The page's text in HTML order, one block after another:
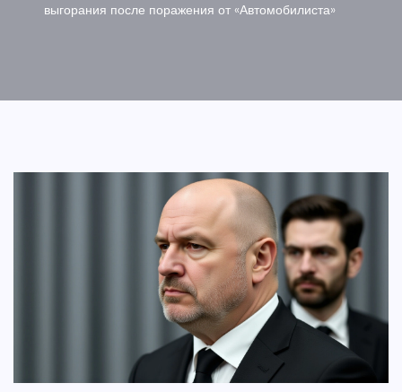
выгорания после поражения от «Автомобилиста»